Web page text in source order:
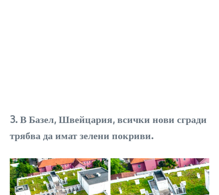
3. В Базел, Швейцария, всички нови сгради
трябва да имат зелени покриви.